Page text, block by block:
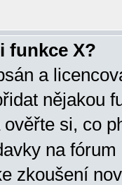
funkce X?
a
nějakou
ověřte si, co
na
zkoušení